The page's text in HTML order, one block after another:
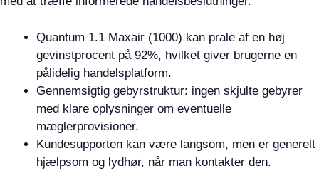
Quantum 1.1 Maxair (1000) kan prale af en høj
gevinstprocent på 92%, hvilket giver brugerne en
pålidelig handelsplatform.
Gennemsigtig gebyrstruktur: ingen skjulte gebyrer
med klare oplysninger om eventuelle
mæglerprovisioner.
Kundesupporten kan være langsom, men er generelt
hjælpsom og lydhør, når man kontakter den.